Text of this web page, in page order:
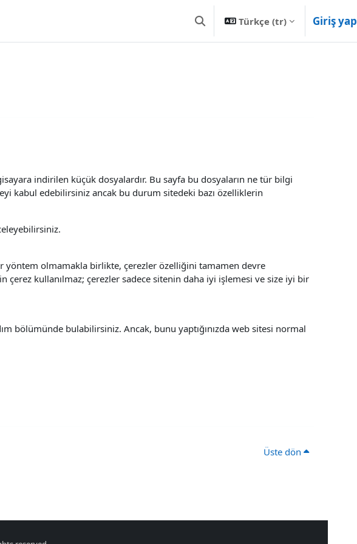
Arama girişini değiştir
Türkçe ‎(tr)‎ Giriş yap
indirilen küçük dosyalardır. Bu sayfa bu dosyaların ne tür bilgi
kabul edebilirsiniz ancak bu durum sitedeki bazı özelliklerin
yöntem olmamakla birlikte, çerezler özelliğini tamamen devre
çerez kullanılmaz; çerezler sadece sitenin daha iyi işlemesi ve size iyi bir
bölümünde bulabilirsiniz. Ancak, bunu yaptığınızda web sitesi normal
Üste dön